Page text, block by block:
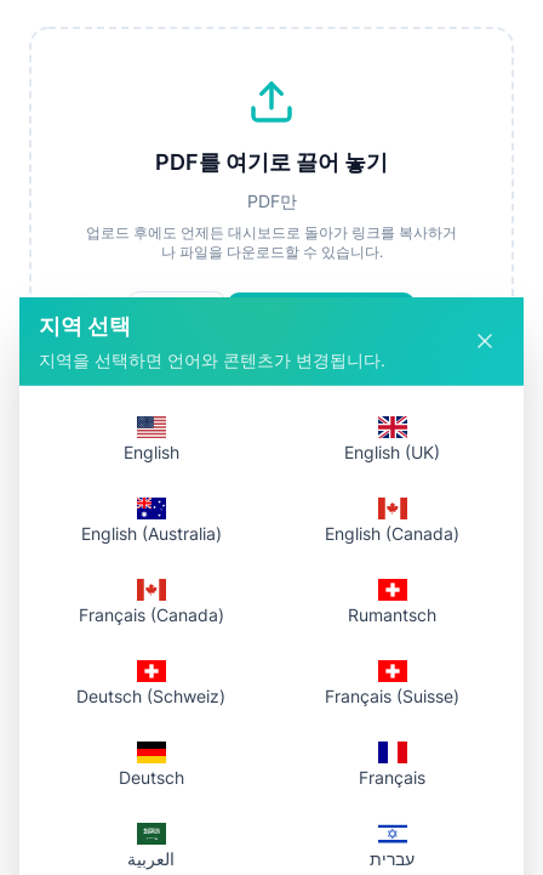
PDF를 여기로 끌어 놓기
PDF만
업로드 후에도 언제든 대시보드로 돌아가 링크를 복사하거
나 파일을 다운로드할 수 있습니다.
1. PDF 선택
2. 라이브러리에 업로드
URL을 돌려줍니다.
이메일이나 메신저로 링크를 공유하세요. 필요하면 대시보드에
서 같은 링크 복사, 열기, 다운로드를 할 수 있습니다.
지역 선택
지역을 선택하면 언어와 콘텐츠가 변경됩니다.
English English (UK)
English (Australia) English (Canada)
Français (Canada) Rumantsch
Deutsch (Schweiz) Français (Suisse)
Deutsch Français
العربية עברית